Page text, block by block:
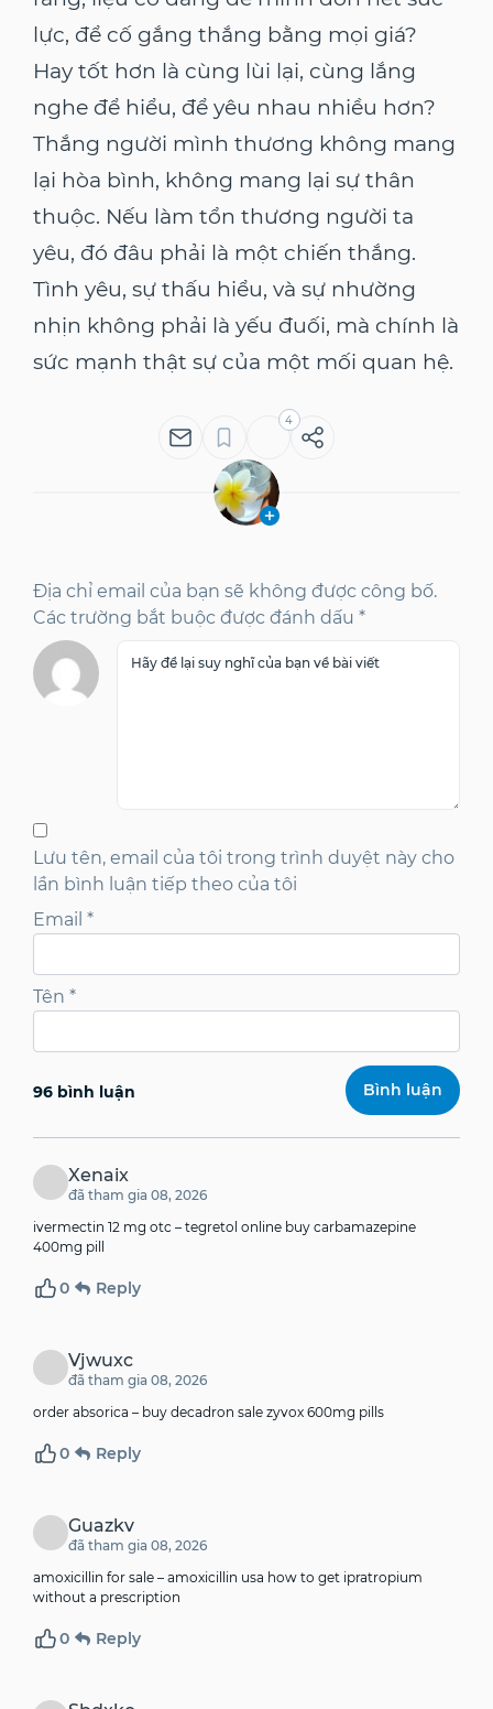
lực, để cố gắng thắng bằng mọi giá?
Hay tốt hơn là cùng lùi lại, cùng lắng
nghe để hiểu, để yêu nhau nhiều hơn?
Thắng người mình thương không mang
lại hòa bình, không mang lại sự thân
thuộc. Nếu làm tổn thương người ta
yêu, đó đâu phải là một chiến thắng.
Tình yêu, sự thấu hiểu, và sự nhường
nhịn không phải là yếu đuối, mà chính là
sức mạnh thật sự của một mối quan hệ.
4
Địa chỉ email của bạn sẽ không được công bố.
Các trường bắt buộc được đánh dấu *
Lưu tên, email của tôi trong trình duyệt này cho
lần bình luận tiếp theo của tôi
Email *
Tên *
96 bình luận
Xenaix
đã tham gia 08, 2026
ivermectin 12 mg otc – tegretol online buy carbamazepine
400mg pill
0 Reply
Vjwuxc
đã tham gia 08, 2026
order absorica – buy decadron sale zyvox 600mg pills
0 Reply
Guazkv
đã tham gia 08, 2026
amoxicillin for sale – amoxicillin usa how to get ipratropium
without a prescription
0 Reply